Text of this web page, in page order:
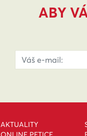
ABY
AKTUALITY